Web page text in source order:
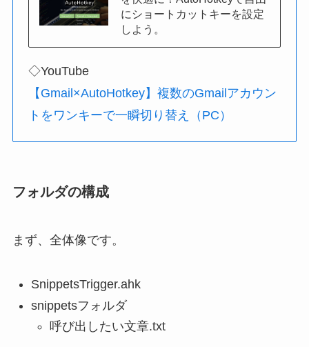
にショートカットキーを設定
しよう。
◇YouTube
【Gmail×AutoHotkey】複数のGmailアカウン
トをワンキーで一瞬切り替え（PC）
フォルダの構成
まず、全体像です。
SnippetsTrigger.ahk
snippetsフォルダ
呼び出したい文章.txt